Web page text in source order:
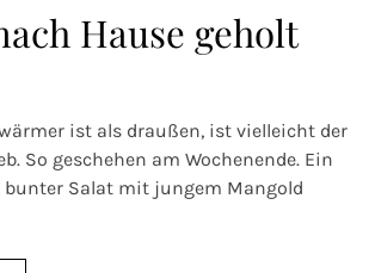
Hause geholt
ist als draußen, ist vielleicht der
So geschehen am Wochenende. Ein
Salat mit jungem Mangold